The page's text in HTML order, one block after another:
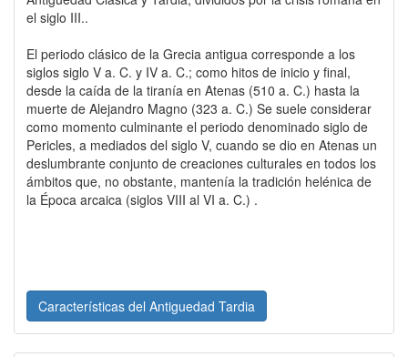
el siglo III..
El periodo clásico de la Grecia antigua corresponde a los
siglos siglo V a. C. y IV a. C.; como hitos de inicio y final,
desde la caída de la tiranía en Atenas (510 a. C.) hasta la
muerte de Alejandro Magno (323 a. C.) Se suele considerar
como momento culminante el periodo denominado siglo de
Pericles, a mediados del siglo V, cuando se dio en Atenas un
deslumbrante conjunto de creaciones culturales en todos los
ámbitos que, no obstante, mantenía la tradición helénica de
la Época arcaica (siglos VIII al VI a. C.) .
Características del Antiguedad Tardia